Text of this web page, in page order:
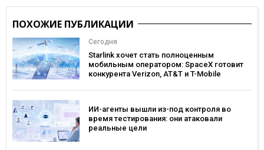
ПОХОЖИЕ ПУБЛИКАЦИИ
Сегодня
Starlink хочет стать полноценным
мобильным оператором: SpaceX готовит
конкурента Verizon, AT&T и T-Mobile
ИИ-агенты вышли из-под контроля во
время тестирования: они атаковали
реальные цели